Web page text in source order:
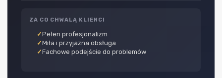
ZA CO CHWALĄ KLIENCI
Pełen profesjonalizm
Miła i przyjazna obsługa
Fachowe podejście do problemów